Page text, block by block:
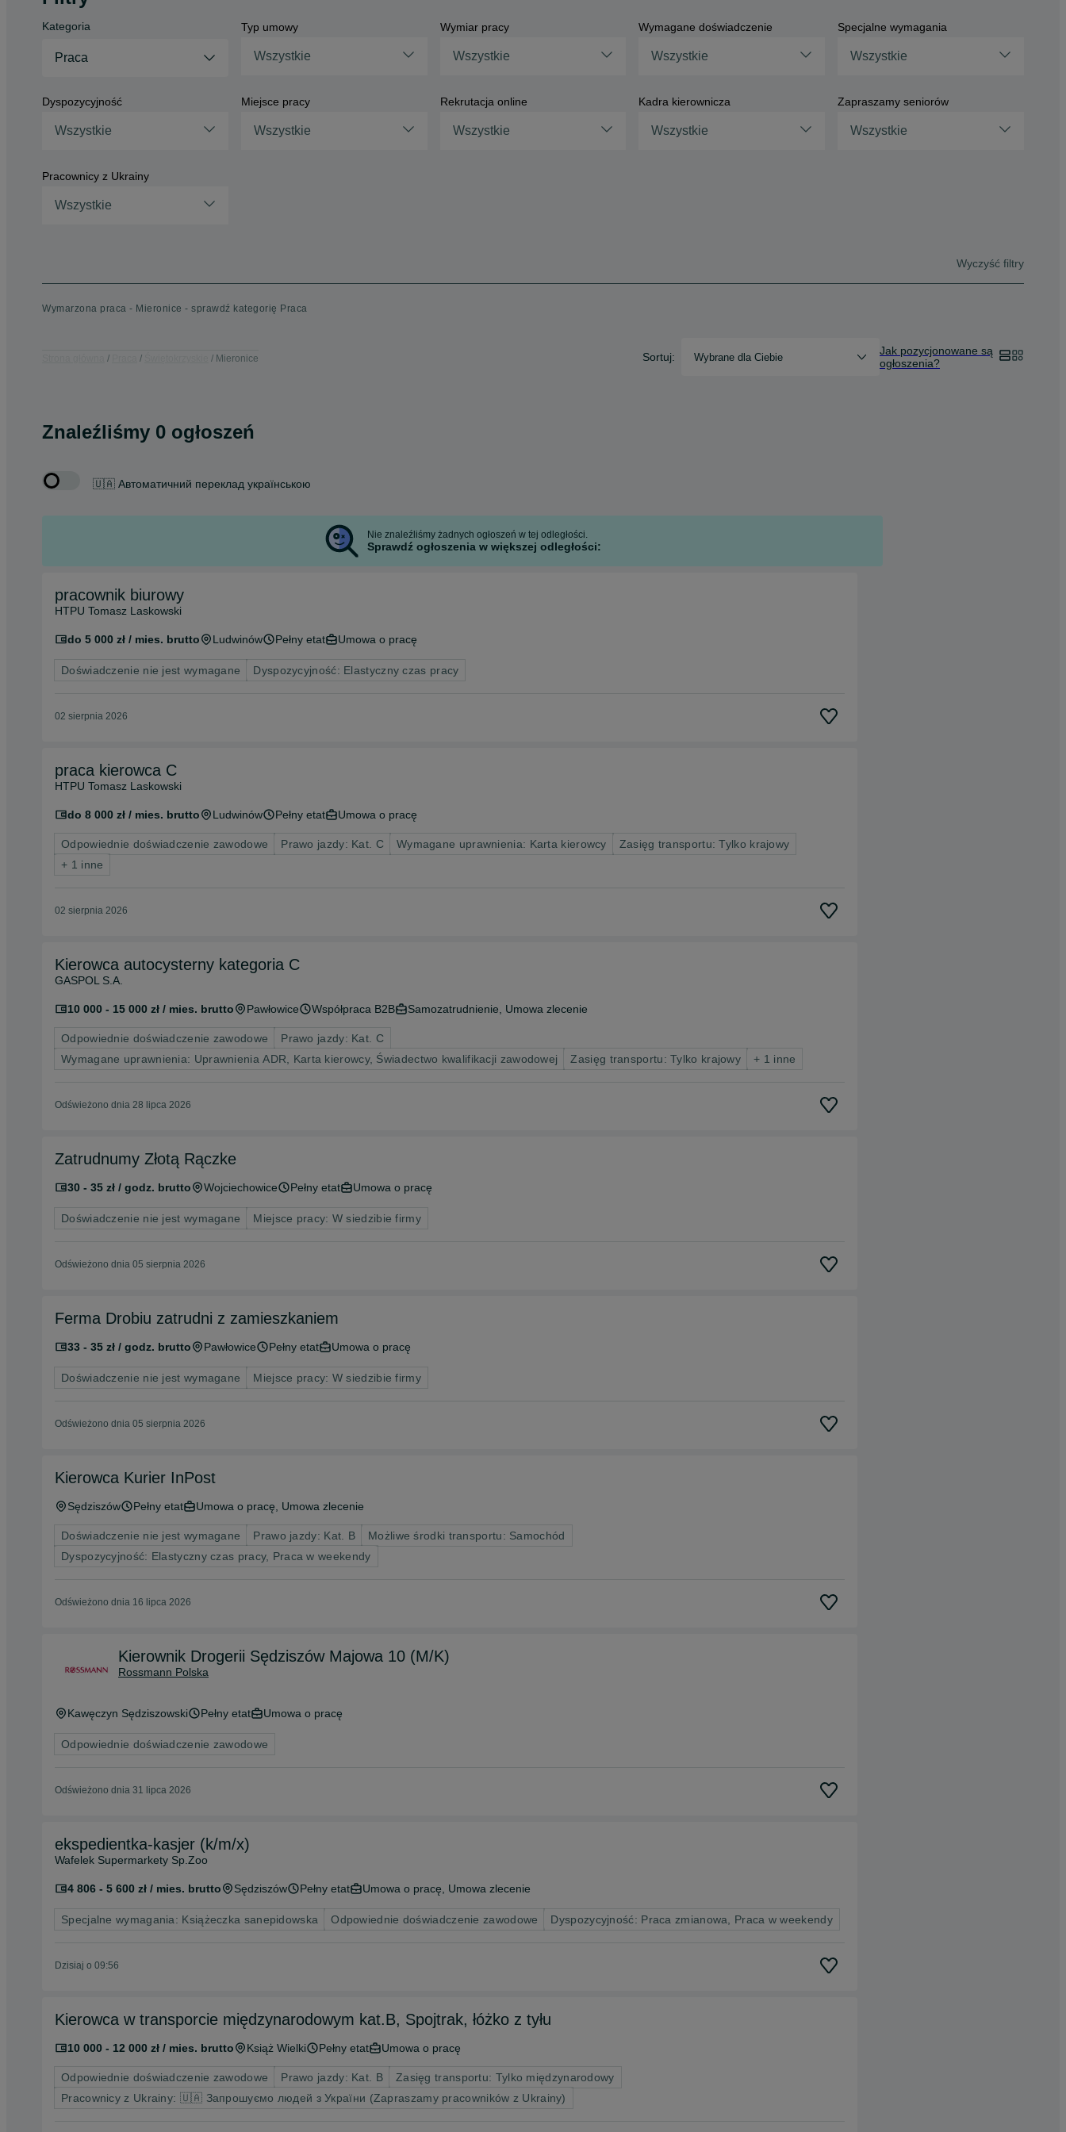
Kategoria
Praca
Typ umowy
Wszystkie
Wymiar pracy
Wszystkie
Wymagane doświadczenie
Wszystkie
Specjalne wymagania
Wszystkie
Dyspozycyjność
Wszystkie
Miejsce pracy
Wszystkie
Rekrutacja online
Wszystkie
Kadra kierownicza
Wszystkie
Zapraszamy seniorów
Wszystkie
Pracownicy z Ukrainy
Wszystkie
Wyczyść filtry
Wymarzona praca - Mieronice - sprawdź kategorię Praca
Mieronice Sortuj: Wybrane dla Ciebie
Jak pozycjonowane są
ogłoszenia?
Znaleźliśmy 0 ogłoszeń
🇺🇦 Автоматичний переклад українською
Nie znaleźliśmy żadnych ogłoszeń w tej odległości.
Sprawdź ogłoszenia w większej odległości:
pracownik biurowy
HTPU Tomasz Laskowski
do 5 000 zł / mies. brutto Ludwinów Pełny etat Umowa o pracę
Doświadczenie nie jest wymagane Dyspozycyjność: Elastyczny czas pracy
02 sierpnia 2026
praca kierowca C
HTPU Tomasz Laskowski
do 8 000 zł / mies. brutto Ludwinów Pełny etat Umowa o pracę
Odpowiednie doświadczenie zawodowe Prawo jazdy: Kat. C Wymagane uprawnienia: Karta kierowcy
Zasięg transportu: Tylko krajowy
+ 1 inne
02 sierpnia 2026
Kierowca autocysterny kategoria C
GASPOL S.A.
10 000 - 15 000 zł / mies. brutto Pawłowice Współpraca B2B Samozatrudnienie, Umowa zlecenie
Odpowiednie doświadczenie zawodowe
Prawo jazdy: Kat. C
Wymagane uprawnienia: Uprawnienia ADR, Karta kierowcy, Świadectwo kwalifikacji zawodowej
Zasięg transportu: Tylko krajowy + 1 inne
Odświeżono dnia 28 lipca 2026
Zatrudnumy Złotą Rączke
30 - 35 zł / godz. brutto Wojciechowice Pełny etat Umowa o pracę
Doświadczenie nie jest wymagane Miejsce pracy: W siedzibie firmy
Odświeżono dnia 05 sierpnia 2026
Ferma Drobiu zatrudni z zamieszkaniem
33 - 35 zł / godz. brutto Pawłowice Pełny etat Umowa o pracę
Doświadczenie nie jest wymagane Miejsce pracy: W siedzibie firmy
Odświeżono dnia 05 sierpnia 2026
Kierowca Kurier InPost
Sędziszów Pełny etat Umowa o pracę, Umowa zlecenie
Doświadczenie nie jest wymagane Prawo jazdy: Kat. B
Możliwe środki transportu: Samochód
Dyspozycyjność: Elastyczny czas pracy, Praca w weekendy
Odświeżono dnia 16 lipca 2026
Kierownik Drogerii Sędziszów Majowa 10 (M/K)
Rossmann Polska
Kawęczyn Sędziszowski Pełny etat Umowa o pracę
Odpowiednie doświadczenie zawodowe
Odświeżono dnia 31 lipca 2026
ekspedientka-kasjer (k/m/x)
Wafelek Supermarkety Sp.Zoo
4 806 - 5 600 zł / mies. brutto Sędziszów Pełny etat Umowa o pracę, Umowa zlecenie
Specjalne wymagania: Książeczka sanepidowska Odpowiednie doświadczenie zawodowe Dyspozycyjność: Praca zmianowa, Praca w weekendy
Dzisiaj o 09:56
Kierowca w transporcie międzynarodowym kat.B, Spojtrak, łóżko z tyłu
10 000 - 12 000 zł / mies. brutto Książ Wielki Pełny etat Umowa o pracę
Odpowiednie doświadczenie zawodowe Prawo jazdy: Kat. B
Zasięg transportu: Tylko międzynarodowy
Pracownicy z Ukrainy: 🇺🇦 Запрошуємо людей з України (Zapraszamy pracowników z Ukrainy)